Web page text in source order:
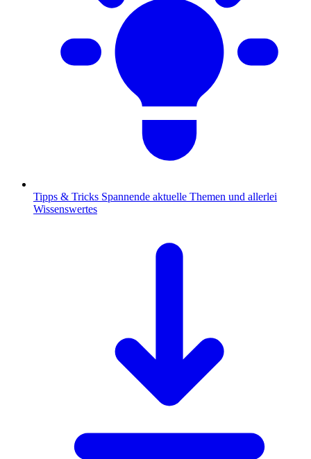
Tipps & Tricks Spannende aktuelle Themen und allerlei
Wissenswertes